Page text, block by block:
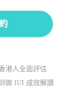
港人全面評估
做 IUI 成效解讀